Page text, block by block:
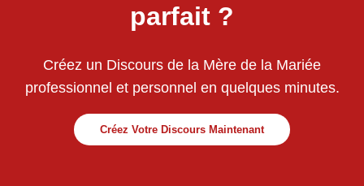
parfait ?
Créez un Discours de la Mère de la Mariée
professionnel et personnel en quelques minutes.
Créez Votre Discours Maintenant